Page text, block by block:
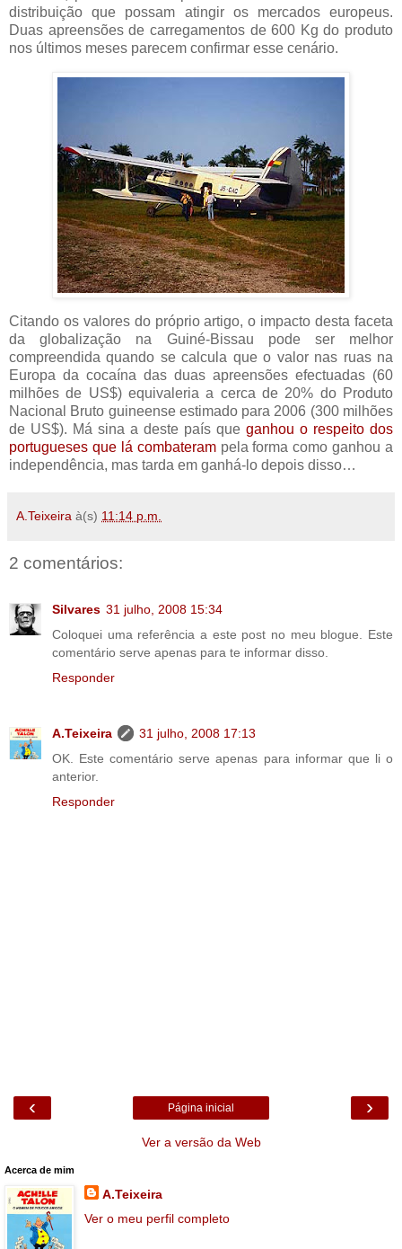
distribuição que possam atingir os mercados europeus.
Duas apreensões de carregamentos de 600 Kg do produto
nos últimos meses parecem confirmar esse cenário.
Citando os valores do próprio artigo, o impacto desta faceta
da globalização na Guiné-Bissau pode ser melhor
compreendida quando se calcula que o valor nas ruas na
Europa da cocaína das duas apreensões efectuadas (60
milhões de US$) equivaleria a cerca de 20% do Produto
Nacional Bruto guineense estimado para 2006 (300 milhões
de US$). Má sina a deste país que ganhou o respeito dos
portugueses que lá combaterampela forma como ganhou a
independência, mas tarda em ganhá-lo depois disso…
A.Teixeira à(s) 11:14 p.m.
2 comentários:
Silvares 31 julho, 2008 15:34
Coloquei uma referência a este post no meu blogue. Este
comentário serve apenas para te informar disso.
Responder
A.Teixeira
31 julho, 2008 17:13
OK. Este comentário serve apenas para informar que li o
anterior.
Responder
‹ ›
Página inicial
Ver a versão da Web
Acerca de mim
A.Teixeira
Ver o meu perfil completo